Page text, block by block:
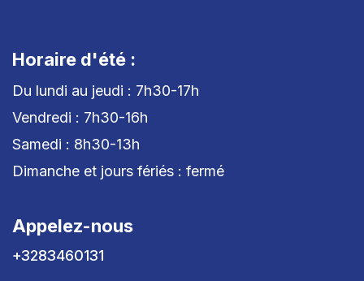
Horaire d'été :
Du lundi au jeudi : 7h30-17h
Vendredi : 7h30-16h
Samedi : 8h30-13h
Dimanche et jours fériés : fermé
Appelez-nous
+3283460131